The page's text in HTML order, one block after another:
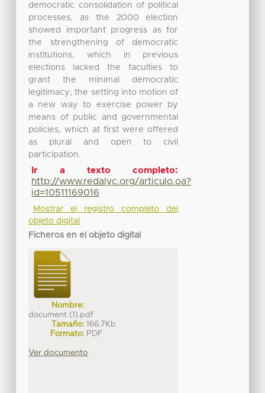
democratic consolidation of political
processes, as the 2000 election
showed important progress as for
the strengthening of democratic
institutions, which in previous
elections lacked the faculties to
grant the minimal democratic
legitimacy; the setting into motion of
a new way to exercise power by
means of public and governmental
policies, which at first were offered
as plural and open to civil
participation.
Ir a texto completo:
http://www.redalyc.org/articulo.oa?
id=10511169016
Mostrar el registro completo del
objeto digital
Ficheros en el objeto digital
Nombre:
document (1).pdf
Tamaño: 166.7Kb
Formato: PDF
Ver documento